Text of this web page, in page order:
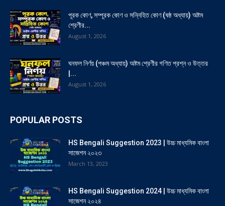
পূরক কোণ, সম্পূরক কোণ ও সন্নিহিত কোণ (ষষ্ঠ অধ্যায়) অষ্টম
শ্রেণীর...
August 1, 2026
ঘনফল নির্ণয় (পঞ্চম অধ্যায়) অষ্টম শ্রেণীর গণিত প্রশ্ন ও উত্তর
|...
August 1, 2026
POPULAR POSTS
HS Bengali Suggestion 2023 | উচ্চ মাধ্যমিক বাংলা
সাজেশন ২০২৩
March 13, 2023
HS Bengali Suggestion 2024 | উচ্চ মাধ্যমিক বাংলা
সাজেশন ২০২৪